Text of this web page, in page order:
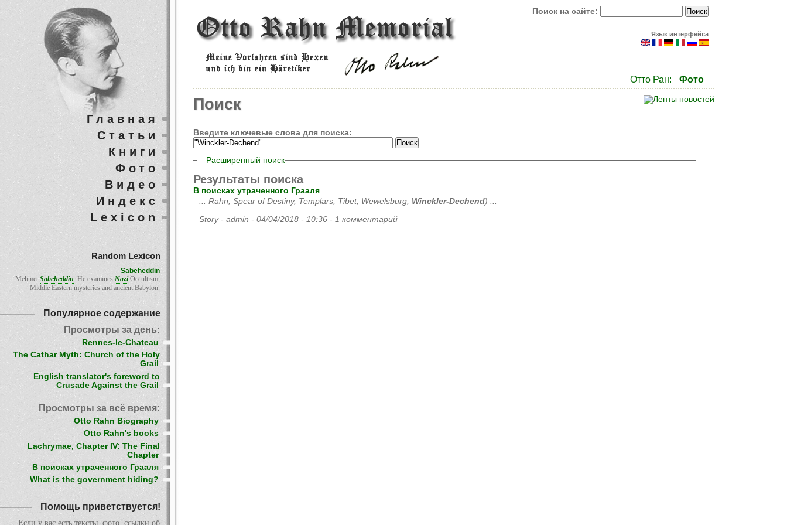
Поиск на сайте:
Язык интерфейса
Отто Ран: Фото
Поиск
Введите ключевые слова для поиска:
Расширенный поиск
Результаты поиска
В поисках утраченного Грааля
... Rahn, Spear of Destiny, Templars, Tibet, Wewelsburg, Winckler-Dechend) ...
Story - admin - 04/04/2018 - 10:36 - 1 комментарий
Главная
Статьи
Книги
Фото
Видео
Индекс
Lexicon
Random Lexicon
Sabeheddin
MehmetSabeheddin. He examines NaziOccultism,
Middle Eastern mysteries and ancient Babylon.
Популярное содержание
Просмотры за день:
Rennes-le-Chateau
The Cathar Myth: Church of the Holy
Grail
English translator's foreword to
Crusade Against the Grail
Просмотры за всё время:
Otto Rahn Biography
Otto Rahn's books
Lachrymae, Chapter IV: The Final
Chapter
В поисках утраченного Грааля
What is the government hiding?
Помощь приветствуется!
Если у вас есть тексты, фото, ссылки об